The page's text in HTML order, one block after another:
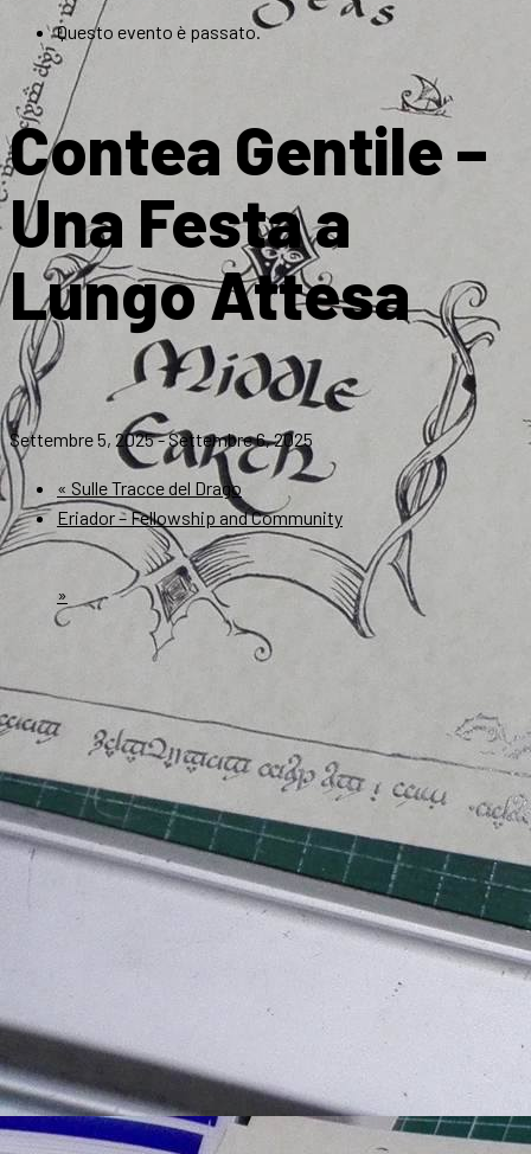
Questo evento è passato.
Contea Gentile –
Una Festa a
Lungo Attesa
Settembre 5, 2025-Settembre 6, 2025
« Sulle Tracce del Drago
Eriador – Fellowship and Community
»